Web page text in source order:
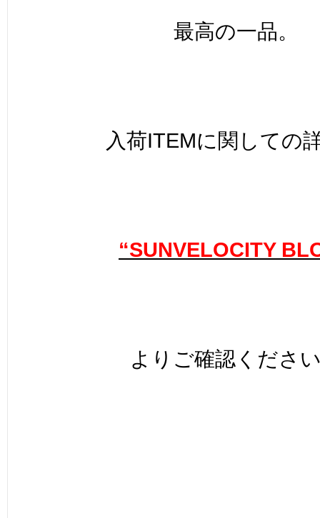
最高の一品。
入荷ITEMに関しての
“SUNVELOCITY
よりご確認くださ